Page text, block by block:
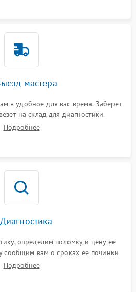
мастера
в удобное для вас время. Заберет
на склад для диагностики.
Подробнее
определим поломку и цену ее
сообщим вам о сроках ее починки
Подробнее